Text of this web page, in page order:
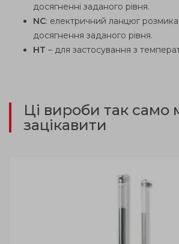
досягненні заданого рівня.
NC: електричний ланцюг
досягнення заданого рівня.
НТ – для застосування з
Ці вироби так само
зацікавити